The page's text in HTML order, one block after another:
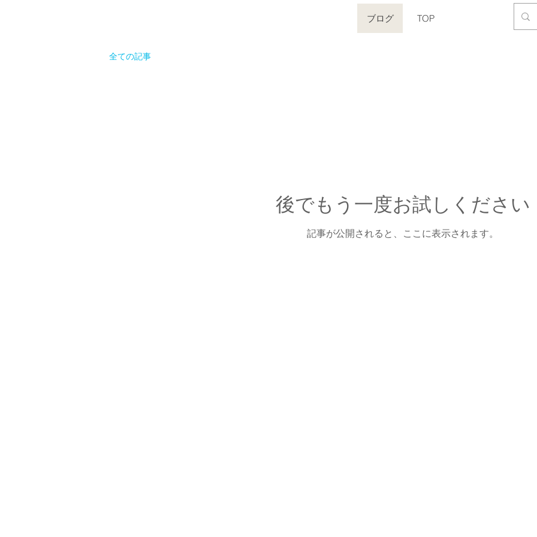
TOP
ブログ
全ての記事
後でもう一度お試しください
記事が公開されると、ここに表示されます。